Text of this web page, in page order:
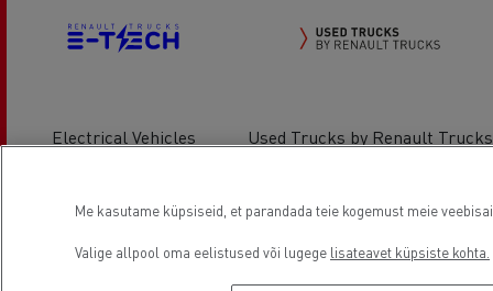
Electrical Vehicles Used Trucks by Renault Trucks
Asukoht
Me kasutame küpsiseid, et parandada teie kogemust meie
Valige allpool oma eelistused või lugege lisateavet küpsiste kohta.